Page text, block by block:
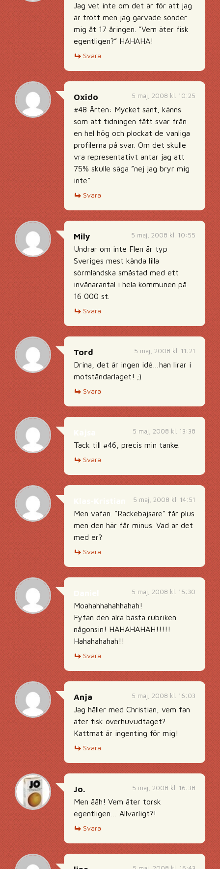
Jag vet inte om det är för att jag
är trött men jag garvade sönder
mig åt 17 åringen. ”Vem äter fisk
egentligen?” HAHAHA!
Svara
5 maj, 2008 kl. 10:25
Oxido
#48 Årten: Mycket sant, känns
som att tidningen fått svar från
en hel hög och plockat de vanliga
profilerna på svar. Om det skulle
vra representativt antar jag att
75% skulle säga ”nej jag bryr mig
inte”
Svara
5 maj, 2008 kl. 10:55
Mily
Undrar om inte Flen är typ
Sveriges mest kända lilla
sörmländska småstad med ett
invånarantal i hela kommunen på
16 000 st.
Svara
5 maj, 2008 kl. 11:21
Tord
Drina, det är ingen idé…han lirar i
motståndarlaget! ;)
Svara
5 maj, 2008 kl. 13:38
Tack till #46, precis min tanke.
Svara
5 maj, 2008 kl. 14:51
Men vafan. ”Rackebajsare” får plus
men den här får minus. Vad är det
med er?
Svara
5 maj, 2008 kl. 15:30
Moahahhahahhahah!
Fyfan den alra bästa rubriken
någonsin! HAHAHAHAH!!!!!
Hahahahahah!!
Svara
5 maj, 2008 kl. 16:03
Anja
Jag håller med Christian, vem fan
äter fisk överhuvudtaget?
Kattmat är ingenting för mig!
Svara
5 maj, 2008 kl. 16:38
Jo.
Men ååh! Vem äter torsk
egentligen… Allvarligt?!
Svara